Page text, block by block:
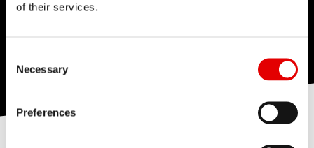
of their services.
Necessary
Preferences